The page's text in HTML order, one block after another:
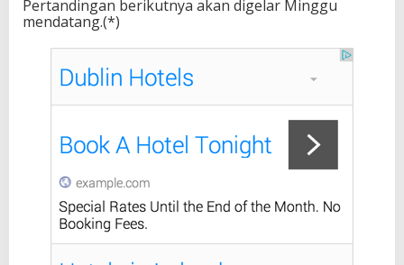
Pertandingan berikutnya akan digelar Minggu
mendatang.(*)